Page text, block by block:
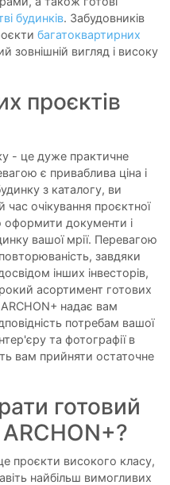
будинків. Забудовників
багатоквартирних
зовнішній вигляд і високу
проєктів
- це дуже практичне
є приваблива ціна і
з каталогу, ви
очікування проєктної
оформити документи і
вашої мрії. Перевагою
завдяки
інших інвесторів,
асортимент готових
ARCHON+ надає вам
потребам вашої
та фотографії в
вам прийняти остаточне
готовий
проєкти високого класу,
найбільш вимогливих